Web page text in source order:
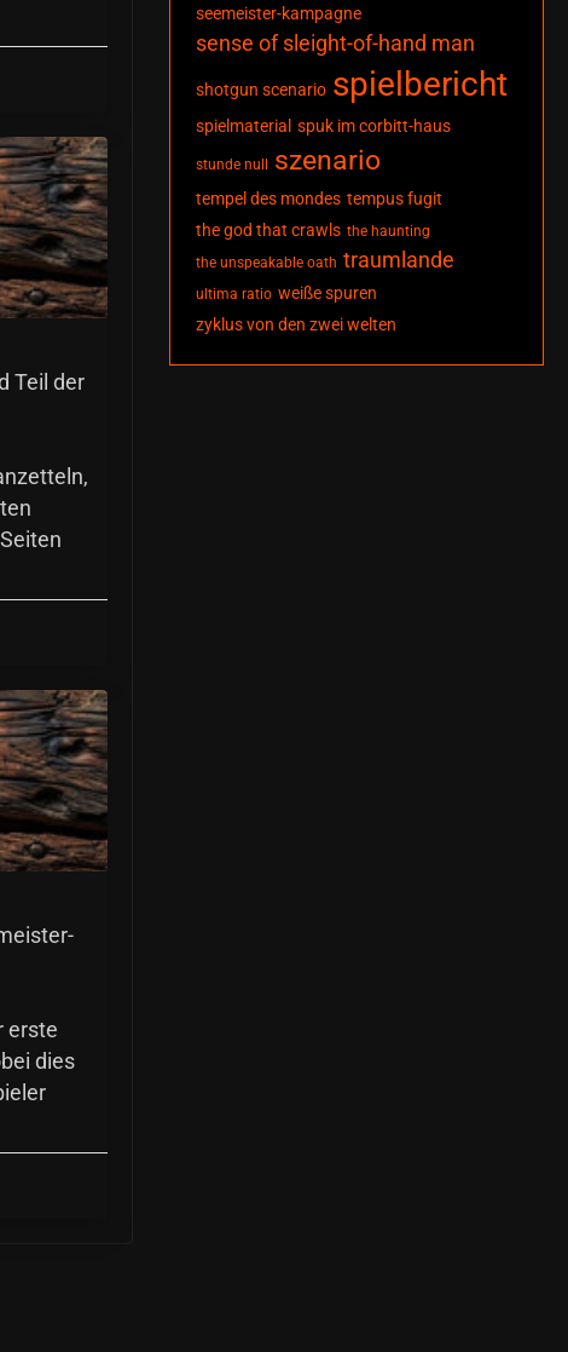
Teil der
erste
dies
seemeister-kampagne
sense of sleight-of-hand man
shotgun scenario spielbericht
spielmaterial spuk im corbitt-haus
stunde null szenario
tempel des mondes tempus fugit
the god that crawls the haunting
the unspeakable oath traumlande
ultima ratio weiße spuren
zyklus von den zwei welten